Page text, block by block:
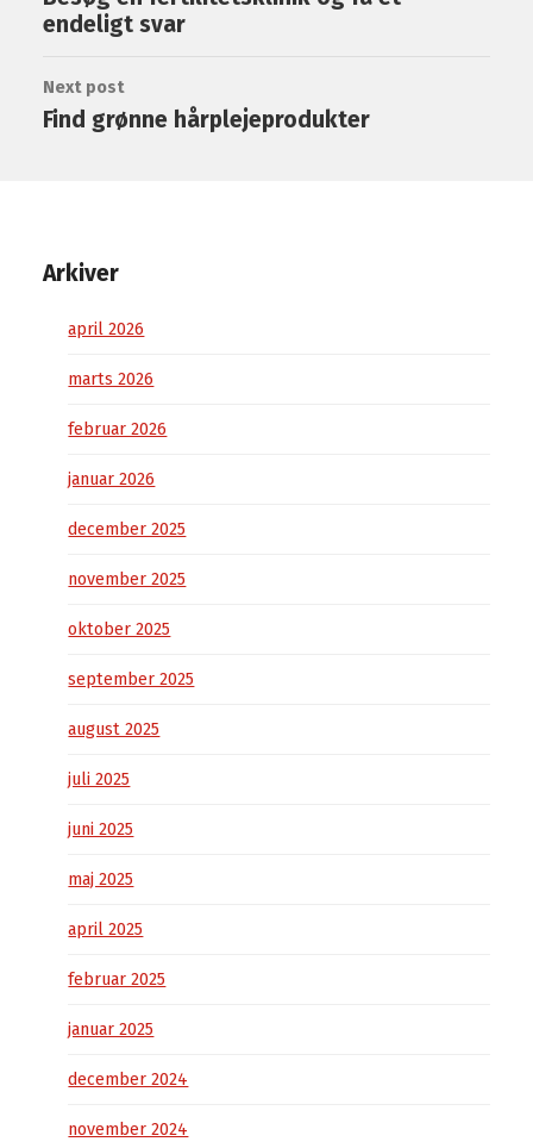
endeligt svar
Next post
Find grønne hårplejeprodukter
Arkiver
april 2026
marts 2026
februar 2026
januar 2026
december 2025
november 2025
oktober 2025
september 2025
august 2025
juli 2025
juni 2025
maj 2025
april 2025
februar 2025
januar 2025
december 2024
november 2024